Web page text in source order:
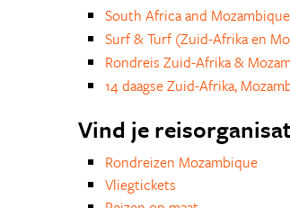
South Africa and
Surf & Turf (Zuid-Afrika en
Rondreis Zuid-Afrika &
14 daagse Zuid-Afrika,
Vind je
Rondreizen Mozambique
Vliegtickets